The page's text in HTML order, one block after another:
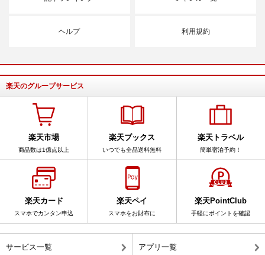
ヘルプ 利用規約
楽天のグループサービス
楽天市場
商品数は1億点以上
楽天ブックス
いつでも全品送料無料
楽天トラベル
簡単宿泊予約！
楽天カード
スマホでカンタン申込
楽天ペイ
スマホをお財布に
楽天PointClub
手軽にポイントを確認
サービス一覧 アプリ一覧